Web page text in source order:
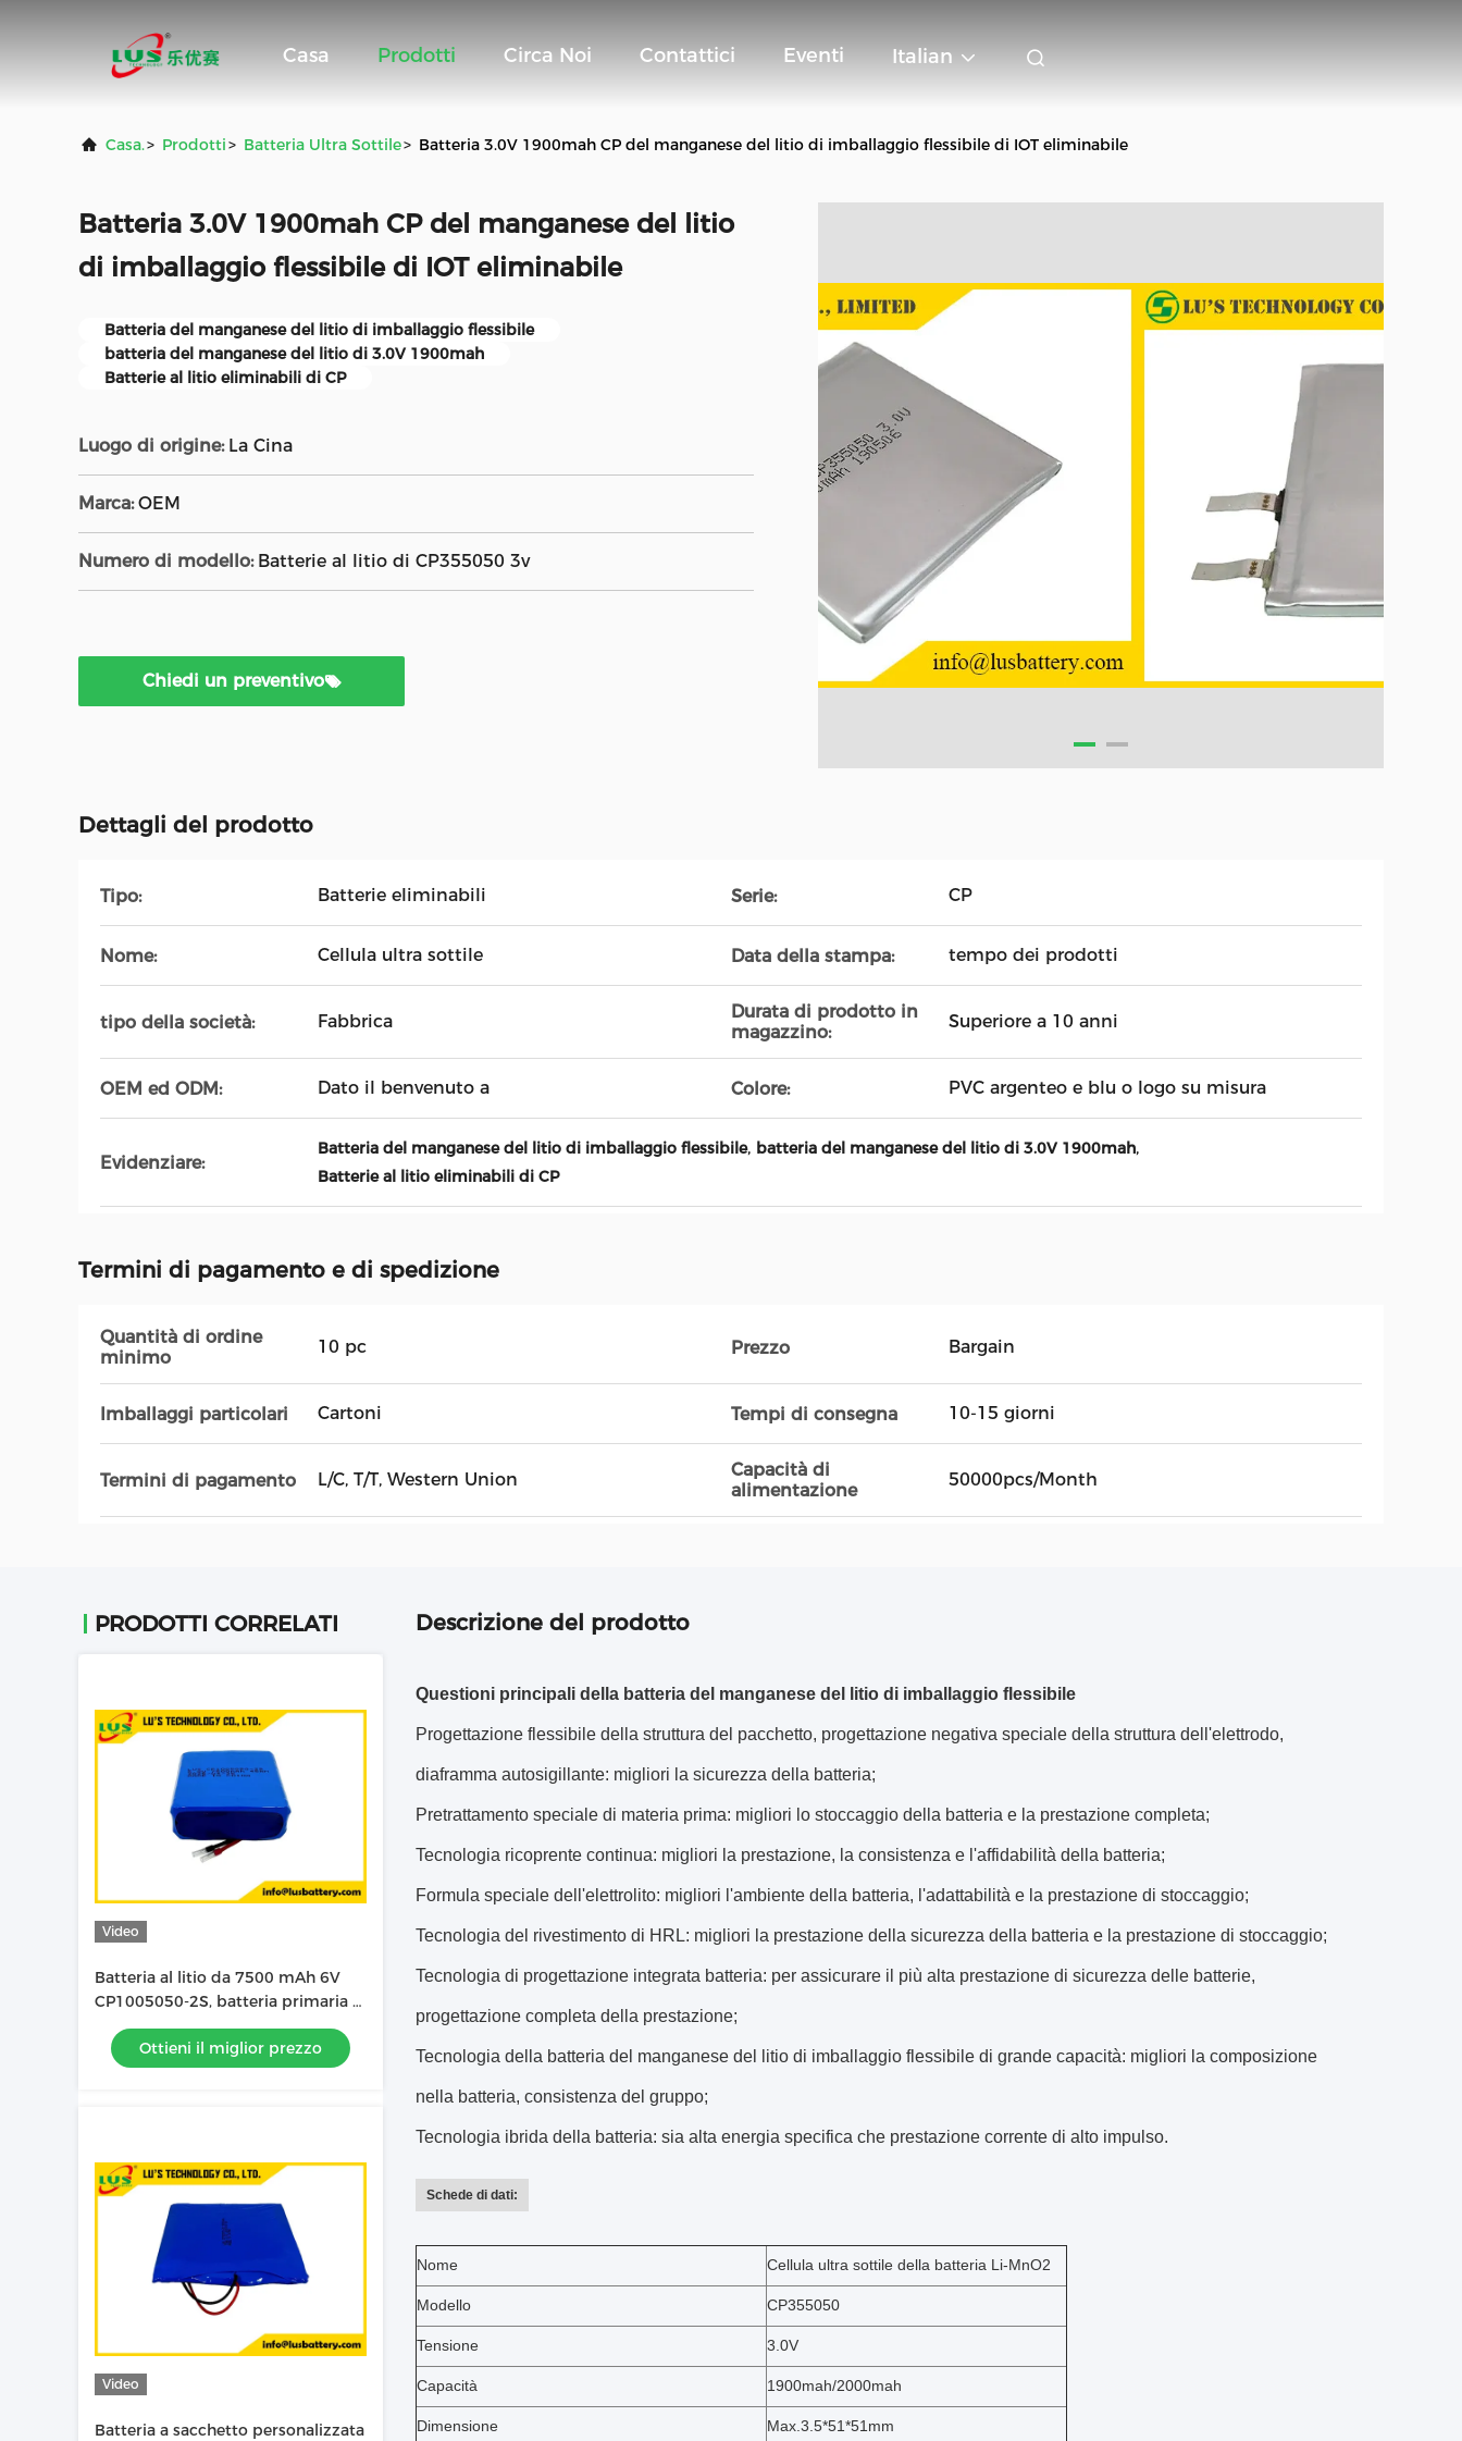
Casa Prodotti Circa Noi Contattici Eventi Italian
Casa.> Prodotti> Batteria Ultra Sottile> Batteria 3.0V 1900mah CP del manganese del litio di imballaggio flessibile di IOT eliminabile
Batteria 3.0V 1900mah CP del manganese del litio
di imballaggio flessibile di IOT eliminabile
Batteria del manganese del litio di imballaggio flessibile
batteria del manganese del litio di 3.0V 1900mah
Batterie al litio eliminabili di CP
Luogo di origine: La Cina
Marca: OEM
Numero di modello: Batterie al litio di CP355050 3v
Chiedi un preventivo
Dettagli del prodotto
Tipo: Batterie eliminabili Serie: CP
Nome: Cellula ultra sottile Data della stampa: tempo dei prodotti
tipo della società: Fabbrica
Durata di prodotto in
magazzino:
Superiore a 10 anni
OEM ed ODM: Dato il benvenuto a Colore: PVC argenteo e blu o logo su misura
Evidenziare:
Batteria del manganese del litio di imballaggio flessibile, batteria del manganese del litio di 3.0V 1900mah,
Batterie al litio eliminabili di CP
Termini di pagamento e di spedizione
Quantità di ordine
minimo
10 pc Prezzo Bargain
Imballaggi particolari Cartoni Tempi di consegna 10-15 giorni
Termini di pagamento L/C, T/T, Western Union
Capacità di
alimentazione
50000pcs/Month
PRODOTTI CORRELATI
Video
Batteria al litio da 7500 mAh 6V
CP1005050-2S, batteria primaria al
litio personalizzata
Ottieni il miglior prezzo
Video
Batteria a sacchetto personalizzata
Descrizione del prodotto
Questioni principali della batteria del manganese del litio di imballaggio flessibile
Progettazione flessibile della struttura del pacchetto, progettazione negativa speciale della struttura dell'elettrodo,
diaframma autosigillante: migliori la sicurezza della batteria;
Pretrattamento speciale di materia prima: migliori lo stoccaggio della batteria e la prestazione completa;
Tecnologia ricoprente continua: migliori la prestazione, la consistenza e l'affidabilità della batteria;
Formula speciale dell'elettrolito: migliori l'ambiente della batteria, l'adattabilità e la prestazione di stoccaggio;
Tecnologia del rivestimento di HRL: migliori la prestazione della sicurezza della batteria e la prestazione di stoccaggio;
Tecnologia di progettazione integrata batteria: per assicurare il più alta prestazione di sicurezza delle batterie,
progettazione completa della prestazione;
Tecnologia della batteria del manganese del litio di imballaggio flessibile di grande capacità: migliori la composizione
nella batteria, consistenza del gruppo;
Tecnologia ibrida della batteria: sia alta energia specifica che prestazione corrente di alto impulso.
Schede di dati:
Nome Cellula ultra sottile della batteria Li-MnO2
Modello CP355050
Tensione 3.0V
Capacità 1900mah/2000mah
Dimensione Max.3.5*51*51mm